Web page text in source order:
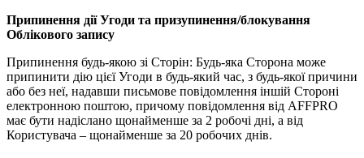
Припинення дії Угоди та призупинення/блокування
Облікового запису
Припинення будь-якою зі Сторін: Будь-яка Сторона може
припинити дію цієї Угоди в будь-який час, з будь-якої причини
або без неї, надавши письмове повідомлення іншій Стороні
електронною поштою, причому повідомлення від AFFPRO
має бути надіслано щонайменше за 2 робочі дні, а від
Користувача – щонайменше за 20 робочих днів.